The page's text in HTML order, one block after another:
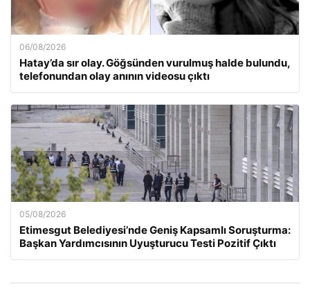
06/08/2026
Hatay’da sır olay. Göğsünden vurulmuş halde bulundu,
telefonundan olay anının videosu çıktı
05/08/2026
Etimesgut Belediyesi’nde Geniş Kapsamlı Soruşturma:
Başkan Yardımcısının Uyuşturucu Testi Pozitif Çıktı